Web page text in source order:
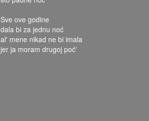
Sve ove godine
dala bi za jednu noć
al' mene nikad ne bi imala
jer ja moram drugoj poć'